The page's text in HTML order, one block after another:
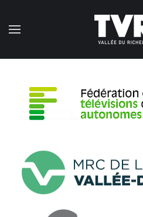
Accéder au contenu principal